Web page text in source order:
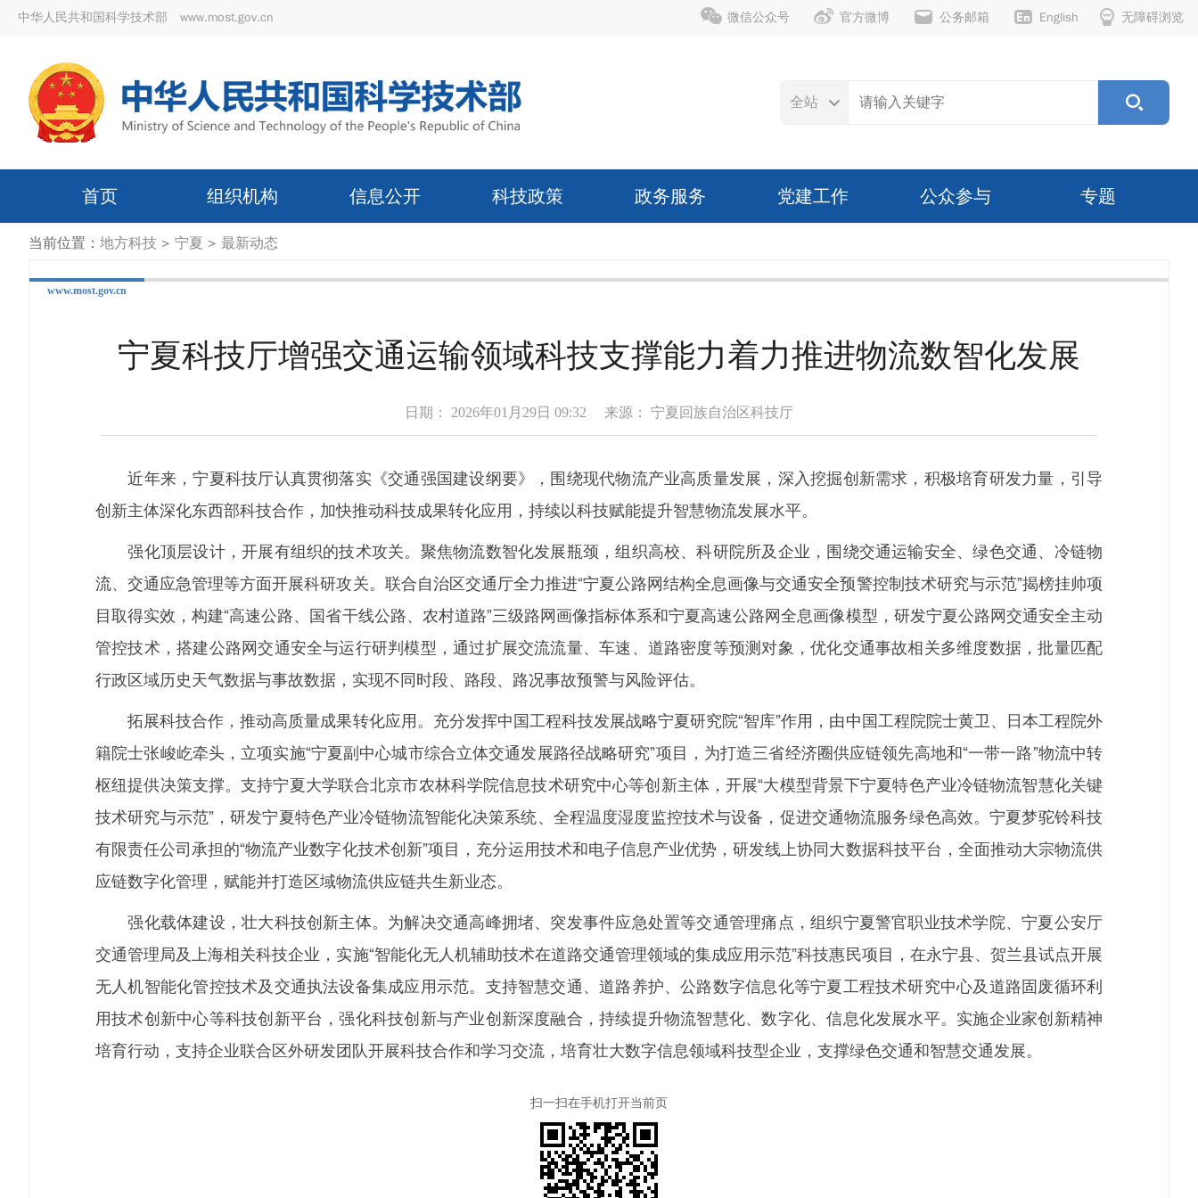
中华人民共和国科学技术部 www.most.gov.cn 无障碍浏览
English
公务邮箱
官方微博
微信公众号
全站
首页 组织机构 信息公开 科技政策 政务服务 党建工作 公众参与 专题
当前位置： 地方科技 > 宁夏 > 最新动态
www.most.gov.cn
宁夏科技厅增强交通运输领域科技支撑能力着力推进物流数智化发展
日期： 2026年01月29日 09:32 来源： 宁夏回族自治区科技厅
近年来，宁夏科技厅认真贯彻落实《交通强国建设纲要》，围绕现代物流产业高质量发展，深入挖掘创新需求，积极培育研发力量，引导
创新主体深化东西部科技合作，加快推动科技成果转化应用，持续以科技赋能提升智慧物流发展水平。
强化顶层设计，开展有组织的技术攻关。聚焦物流数智化发展瓶颈，组织高校、科研院所及企业，围绕交通运输安全、绿色交通、冷链物
流、交通应急管理等方面开展科研攻关。联合自治区交通厅全力推进“宁夏公路网结构全息画像与交通安全预警控制技术研究与示范”揭榜挂帅项
目取得实效，构建“高速公路、国省干线公路、农村道路”三级路网画像指标体系和宁夏高速公路网全息画像模型，研发宁夏公路网交通安全主动
管控技术，搭建公路网交通安全与运行研判模型，通过扩展交流流量、车速、道路密度等预测对象，优化交通事故相关多维度数据，批量匹配
行政区域历史天气数据与事故数据，实现不同时段、路段、路况事故预警与风险评估。
拓展科技合作，推动高质量成果转化应用。充分发挥中国工程科技发展战略宁夏研究院“智库”作用，由中国工程院院士黄卫、日本工程院外
籍院士张峻屹牵头，立项实施“宁夏副中心城市综合立体交通发展路径战略研究”项目，为打造三省经济圈供应链领先高地和“一带一路”物流中转
枢纽提供决策支撑。支持宁夏大学联合北京市农林科学院信息技术研究中心等创新主体，开展“大模型背景下宁夏特色产业冷链物流智慧化关键
技术研究与示范”，研发宁夏特色产业冷链物流智能化决策系统、全程温度湿度监控技术与设备，促进交通物流服务绿色高效。宁夏梦驼铃科技
有限责任公司承担的“物流产业数字化技术创新”项目，充分运用技术和电子信息产业优势，研发线上协同大数据科技平台，全面推动大宗物流供
应链数字化管理，赋能并打造区域物流供应链共生新业态。
强化载体建设，壮大科技创新主体。为解决交通高峰拥堵、突发事件应急处置等交通管理痛点，组织宁夏警官职业技术学院、宁夏公安厅
交通管理局及上海相关科技企业，实施“智能化无人机辅助技术在道路交通管理领域的集成应用示范”科技惠民项目，在永宁县、贺兰县试点开展
无人机智能化管控技术及交通执法设备集成应用示范。支持智慧交通、道路养护、公路数字信息化等宁夏工程技术研究中心及道路固废循环利
用技术创新中心等科技创新平台，强化科技创新与产业创新深度融合，持续提升物流智慧化、数字化、信息化发展水平。实施企业家创新精神
培育行动，支持企业联合区外研发团队开展科技合作和学习交流，培育壮大数字信息领域科技型企业，支撑绿色交通和智慧交通发展。
扫一扫在手机打开当前页